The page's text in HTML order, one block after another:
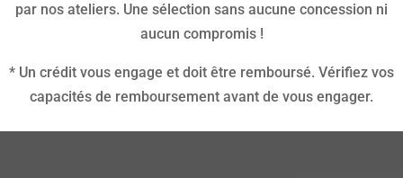
par nos ateliers. Une sélection sans aucune concession ni
aucun compromis !
* Un crédit vous engage et doit être remboursé. Vérifiez vos
capacités de remboursement avant de vous engager.